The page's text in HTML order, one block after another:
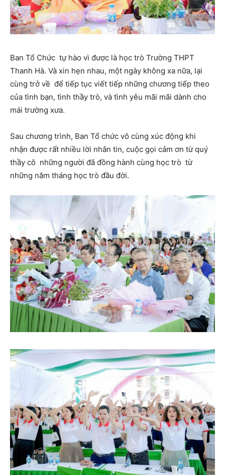
Ban Tổ Chức tự hào vì được là học trò Trường THPT
Thanh Hà. Và xin hẹn nhau, một ngày không xa nữa, lại
cùng trở về để tiếp tục viết tiếp những chương tiếp theo
của tình bạn, tình thầy trò, và tình yêu mãi mãi dành cho
mái trường xưa.
Sau chương trình, Ban Tổ chức vô cùng xúc động khi
nhận được rất nhiều lời nhắn tin, cuộc gọi cảm ơn từ quý
thầy cô những người đã đồng hành cùng học trò từ
những năm tháng học trò đầu đời.